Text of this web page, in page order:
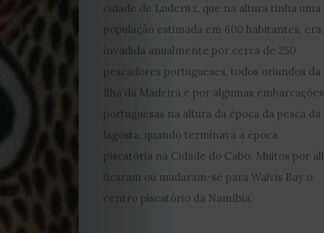
cidade de Luderitz, que na altura tinha uma
população estimada em 600 habitantes, era
invadida anualmente por cerca de 250
pescadores portugueses, todos oriundos da
Ilha da Madeira e por algumas embarcações
portuguesas na altura da época da pesca da
lagosta, quando terminava a época
piscatória na Cidade do Cabo. Muitos por ali
ficaram ou mudaram-se para Walvis Bay o
centro piscatório da Namíbia.